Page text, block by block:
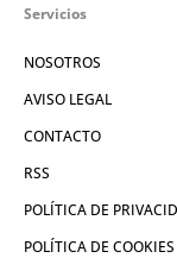
Servicios
NOSOTROS
AVISO LEGAL
CONTACTO
RSS
POLÍTICA DE
POLÍTICA DE COOKIES